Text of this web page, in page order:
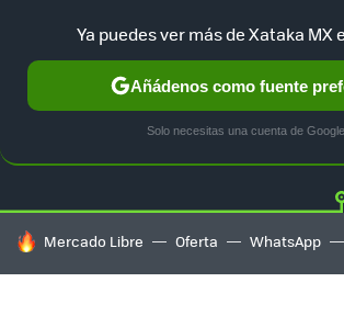
HOY SE HABLA DE
Mercado Libre Oferta WhatsApp
Ya puedes ver más de Xataka MX
Añádenos como fuente
Solo necesitas una cuenta de Google